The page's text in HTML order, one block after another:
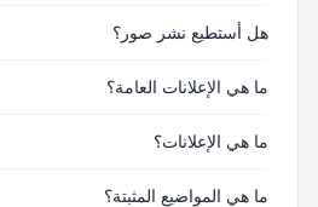
هل أستطيع نشر صور؟
ما هي الإعلانات العامة؟
ما هي الإعلانات؟
ما هي المواضيع المثبتة؟